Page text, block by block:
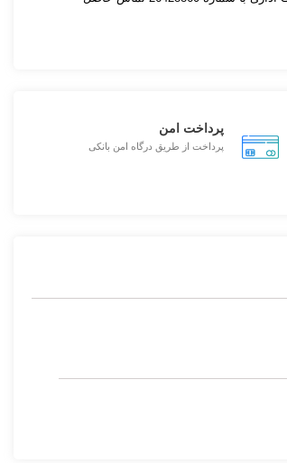
پرداخت امن
پرداخت از طریق درگاه امن بانکی